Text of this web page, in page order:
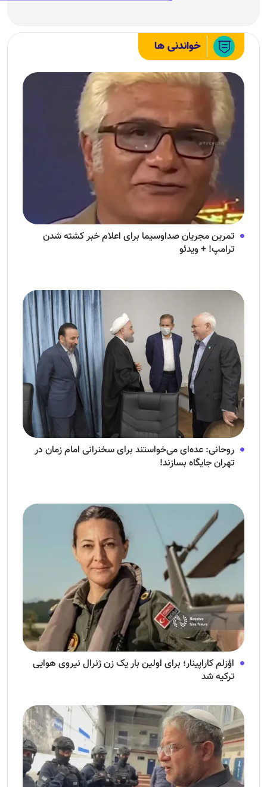
خواندنی ها
تمرین مجریان صداوسیما برای اعلام خبر کشته شدن
ترامپ! + ویدئو
روحانی: عده‌ای می‌خواستند برای سخنرانی امام زمان در
تهران جایگاه بسازند!
اؤزلم کاراپینار؛ برای اولین بار یک زن ژنرال نیروی هوایی
ترکیه شد